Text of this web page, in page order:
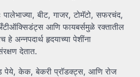
बीट, गाजर, टोमॅटो, सफरचंद,
आणि फायबर्समुळे रक्तातील
अन्नपदार्थ हृदयाच्या पेशींना
देतात.
पेये, केक, बेकरी प्रॉडक्ट्स, आणि रोज